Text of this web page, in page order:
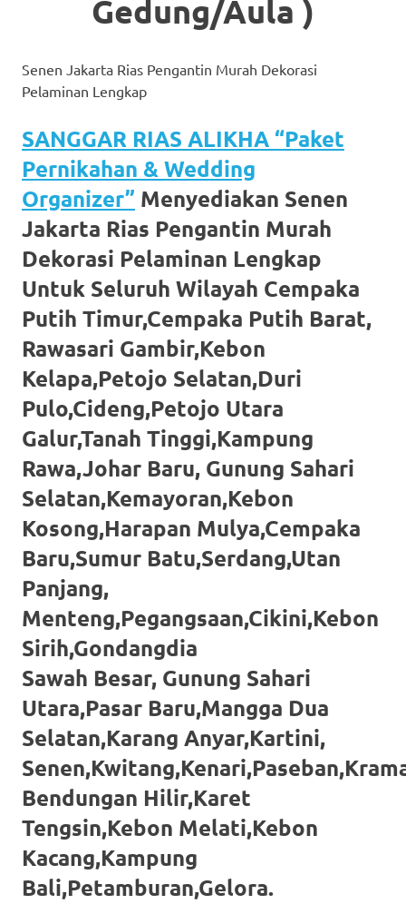
to
guys
https://
his
comment
here
replica
watches.
favorite
replica
watches.
24
Hours
Online
replica
rolex.
Discover
More
Here
loanswatches.com.
Wiht
80%
Gedung/Aula )
Senen Jakarta Rias Pengantin Murah Dekorasi
Pelaminan Lengkap
SANGGAR RIAS ALIKHA “Paket
Pernikahan & Wedding
Organizer” Menyediakan Senen
Jakarta Rias Pengantin Murah
Dekorasi Pelaminan Lengkap
Untuk Seluruh Wilayah Cempaka
Putih Timur,Cempaka Putih Barat,
Rawasari Gambir,Kebon
Kelapa,Petojo Selatan,Duri
Pulo,Cideng,Petojo Utara
Galur,Tanah Tinggi,Kampung
Rawa,Johar Baru, Gunung Sahari
Selatan,Kemayoran,Kebon
Kosong,Harapan Mulya,Cempaka
Baru,Sumur Batu,Serdang,Utan
Panjang,
Menteng,Pegangsaan,Cikini,Kebon
Sirih,Gondangdia
Sawah Besar, Gunung Sahari
Utara,Pasar Baru,Mangga Dua
Selatan,Karang Anyar,Kartini,
Bendungan Hilir,Karet
Tengsin,Kebon Melati,Kebon
Kacang,Kampung
Bali,Petamburan,Gelora.